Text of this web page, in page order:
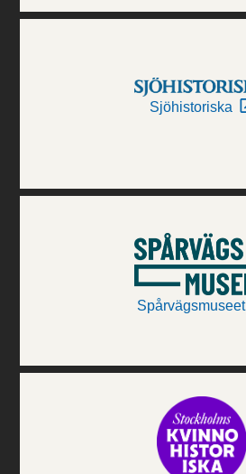
Sjöhistoriska
Spårvägsmuseet